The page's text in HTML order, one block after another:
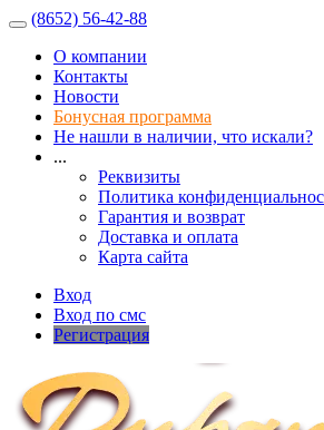
(8652) 56-42-88
О компании
Контакты
Новости
Бонусная программа
Не нашли в наличии, что искали?
...
Реквизиты
Политика
Гарантия и возврат
Доставка и оплата
Карта сайта
Вход
Вход по смс
Регистрация